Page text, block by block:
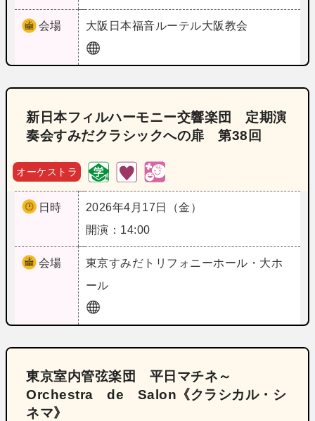
会場 大阪 日本福音ルーテル大阪教会
新日本フィルハーモニー交響楽団 定期演
奏会すみだクラシックへの扉 第38回
オーケストラ
日時
2026年4月17日（金）
開演：14:00
会場 東京すみだトリフォニーホール・大ホ
ール
東京室内管弦楽団 平日マチネ～
Orchestra de Salon《クラシカル・シ
ネマ》